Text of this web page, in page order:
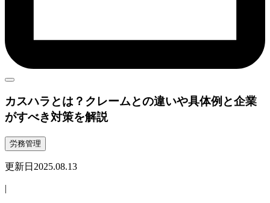
カスハラとは？クレームとの違いや具体例と企業
がすべき対策を解説
労務管理
更新日 2025.08.13
|